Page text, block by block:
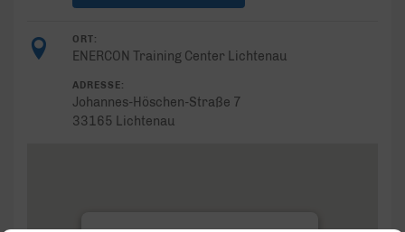
ORT:
ENERCON Training Center Lichtenau
ADRESSE:
Johannes-Höschen-Straße 7
33165 Lichtenau